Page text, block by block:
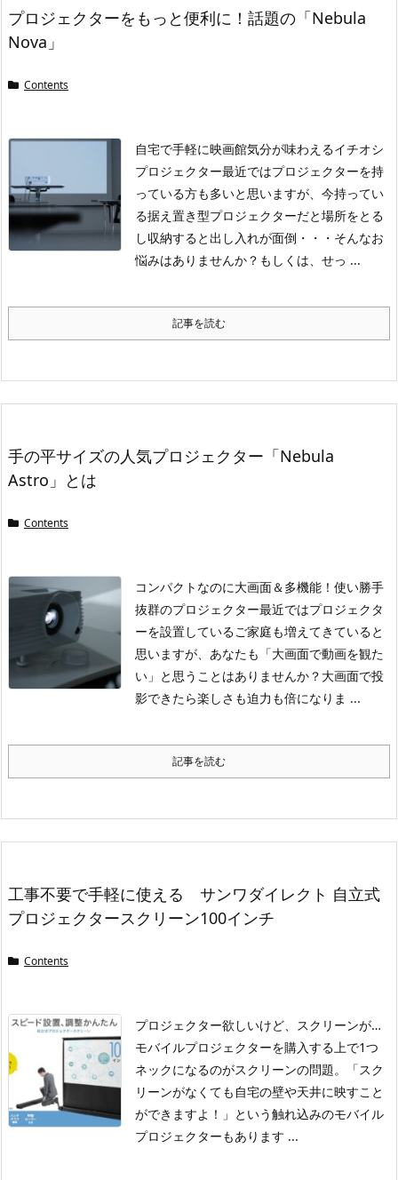
プロジェクターをもっと便利に！話題の「Nebula
Nova」
Contents
自宅で手軽に映画館気分が味わえるイチオシ
プロジェクター最近ではプロジェクターを持
っている方も多いと思いますが、今持ってい
る据え置き型プロジェクターだと場所をとる
し収納すると出し入れが面倒・・・そんなお
悩みはありませんか？もしくは、せっ ...
記事を読む
手の平サイズの人気プロジェクター「Nebula
Astro」とは
Contents
コンパクトなのに大画面＆多機能！使い勝手
抜群のプロジェクター最近ではプロジェクタ
ーを設置しているご家庭も増えてきていると
思いますが、あなたも「大画面で動画を観た
い」と思うことはありませんか？大画面で投
影できたら楽しさも迫力も倍になりま ...
記事を読む
工事不要で手軽に使える サンワダイレクト 自立式
プロジェクタースクリーン100インチ
Contents
プロジェクター欲しいけど、スクリーンが…
モバイルプロジェクターを購入する上で1つ
ネックになるのがスクリーンの問題。
「スク
リーンがなくても自宅の壁や天井に映すこと
ができますよ！」という触れ込みのモバイル
プロジェクターもあります ...